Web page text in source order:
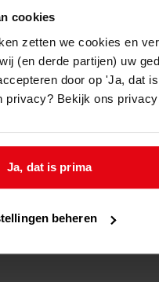
cookies
zetten we cookies en
(en derde partijen) uw
door op 'Ja, dat
privacy? Bekijk ons
Ja, dat is prima
beheren
met bungalow